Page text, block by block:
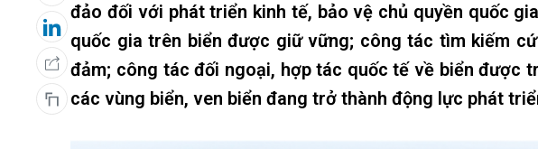
đảo đối với phát triển kinh tế, bảo vệ chủ quyền quốc
quốc gia trên biển được giữ vững; công tác tìm kiếm
đảm; công tác đối ngoại, hợp tác quốc tế về biển được
các vùng biển, ven biển đang trở thành động lực phát